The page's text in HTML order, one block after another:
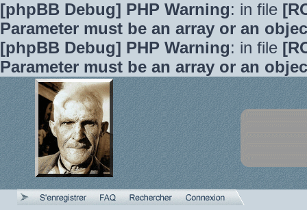
[phpBB Debug] PHP Warning: in file
Parameter must be an array or an
[phpBB Debug] PHP Warning: in file
Parameter must be an array or an